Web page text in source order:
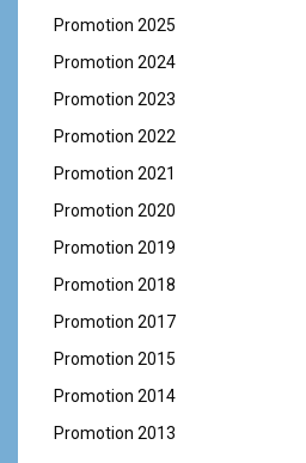
Promotion 2025
Promotion 2024
Promotion 2023
Promotion 2022
Promotion 2021
Promotion 2020
Promotion 2019
Promotion 2018
Promotion 2017
Promotion 2015
Promotion 2014
Promotion 2013